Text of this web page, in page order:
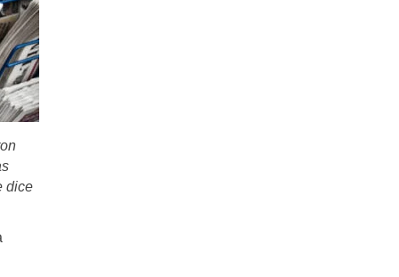
dice